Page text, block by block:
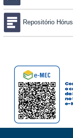
Repositório Hórus